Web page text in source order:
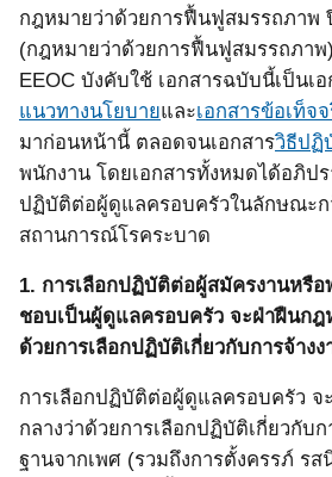
กฎหมายว่าด้วยการฟื้นฟูสมรรถภาพ
(กฎหมายว่าด้วยการฟื้นฟูสมรรถภาพ)
EEOC บังคับใช้ เอกสารฉบับนี้เป็นเอ
แนวทางนโยบายและเอกสารข้อเท็จจ
มาก่อนหน้านี้ ตลอดจนเอกสารวิธีปฏิ
พนักงาน โดยเอกสารทั้งหมดได้อภิปร
ปฏิบัติต่อผู้ดูแลครอบครัวในลักษณะก
สถานการณ์โรคระบาด
1. การเลือกปฏิบัติต่อผู้สมัครงานหรื
ชอบเป็นผู้ดูแลครอบครัว จะฝ่าฝืนกฎ
ด้วยการเลือกปฏิบัติเกี่ยวกับการจ้าง
การเลือกปฏิบัติต่อผู้ดูแลครอบครัว จ
กลางว่าด้วยการเลือกปฏิบัติเกี่ยวกับ
ฐานจากเพศ (รวมถึงการตั้งครรภ์ ร